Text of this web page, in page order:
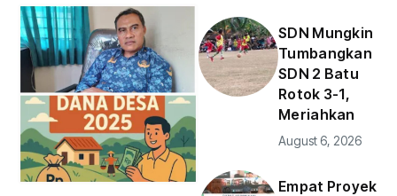
SDN Mungkin
Tumbangkan
SDN 2 Batu
Rotok 3-1,
Meriahkan
August 6, 2026
Empat Proyek